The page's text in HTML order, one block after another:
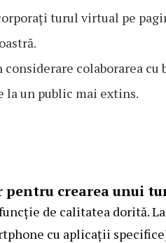
turul virtual pe
considerare colaborarea
la un public mai extins.
pentru crearea unui
de calitatea dorită.
cu aplicații